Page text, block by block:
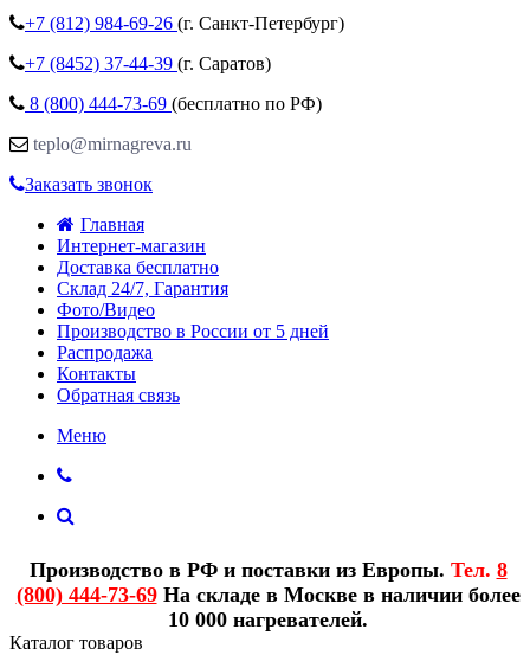
+7 (812) 984-69-26 (г. Санкт-Петербург)
+7 (8452) 37-44-39 (г. Саратов)
8 (800) 444-73-69 (бесплатно по РФ)
teplo@mirnagreva.ru
Заказать звонок
Главная
Интернет-магазин
Доставка бесплатно
Склад 24/7, Гарантия
Фото/Видео
Производство в России от 5 дней
Распродажа
Контакты
Обратная связь
Меню
Производство в РФ и поставки из Европы. Тел. 8
(800) 444-73-69На складе в Москве в наличии более
10 000 нагревателей.
Каталог товаров